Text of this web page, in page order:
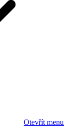
Otevřít menu